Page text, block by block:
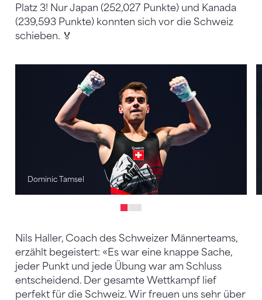
Platz 3! Nur Japan (252,027 Punkte) und Kanada
(239,593 Punkte) konnten sich vor die Schweiz
schieben. 🏅
Dominic Tamsel
Nils Haller, Coach des Schweizer Männerteams,
erzählt begeistert: «Es war eine knappe Sache,
jeder Punkt und jede Übung war am Schluss
entscheidend. Der gesamte Wettkampf lief
perfekt für die Schweiz. Wir freuen uns sehr über